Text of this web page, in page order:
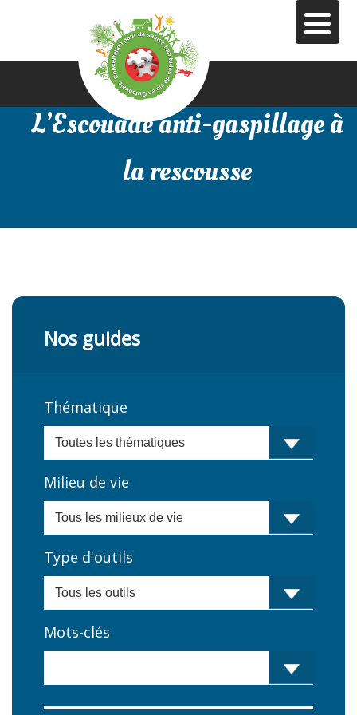
L’Escouade anti-gaspillage à
la rescousse
Nos guides
Thématique
Milieu de vie
Type d'outils
Mots-clés